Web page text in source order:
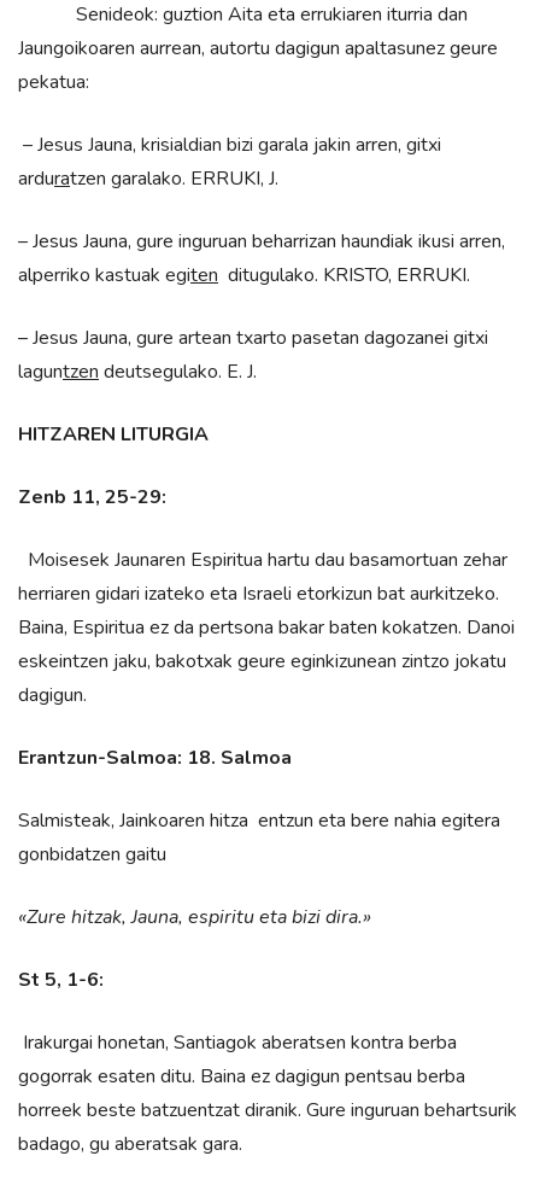
Senideok: guztion Aita eta errukiaren iturria dan
Jaungoikoaren aurrean, autortu dagigun apaltasunez geure
pekatua:
– Jesus Jauna, krisialdian bizi garala jakin arren, gitxi
arduratzen garalako. ERRUKI, J.
– Jesus Jauna, gure inguruan beharrizan haundiak ikusi arren,
alperriko kastuak egiten ditugulako. KRISTO, ERRUKI.
– Jesus Jauna, gure artean txarto pasetan dagozanei gitxi
laguntzen deutsegulako. E. J.
HITZAREN LITURGIA
Zenb 11, 25-29:
Moisesek Jaunaren Espiritua hartu dau basamortuan zehar
herriaren gidari izateko eta Israeli etorkizun bat aurkitzeko.
Baina, Espiritua ez da pertsona bakar baten kokatzen. Danoi
eskeintzen jaku, bakotxak geure eginkizunean zintzo jokatu
dagigun.
Erantzun-Salmoa: 18. Salmoa
Salmisteak, Jainkoaren hitza entzun eta bere nahia egitera
gonbidatzen gaitu
«Zure hitzak, Jauna, espiritu eta bizi dira.»
St 5, 1-6:
Irakurgai honetan, Santiagok aberatsen kontra berba
gogorrak esaten ditu. Baina ez dagigun pentsau berba
horreek beste batzuentzat diranik. Gure inguruan behartsurik
badago, gu aberatsak gara.